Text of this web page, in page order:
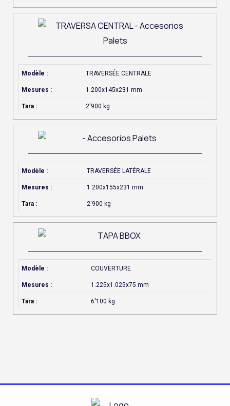
Modèle : TRAVERSÉE CENTRALE
Mesures : 1.200x145x231 mm
Tara : 2'900 kg
Modèle : TRAVERSÉE LATÉRALE
Mesures : 1 200x155x231 mm
Tara : 2'900 kg
Modèle : COUVERTURE
Mesures : 1.225x1.025x75 mm
Tara : 6'100 kg